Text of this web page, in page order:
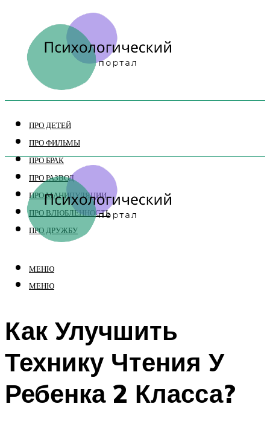
ПРО ДЕТЕЙ
ПРО ФИЛЬМЫ
ПРО БРАК
ПРО РАЗВОД
ПРО МАНИПУЛЯЦИИ
ПРО ВЛЮБЛЕННОСТЬ
ПРО ДРУЖБУ
МЕНЮ
МЕНЮ
Как Улучшить
Технику Чтения У
Ребенка 2 Класса?